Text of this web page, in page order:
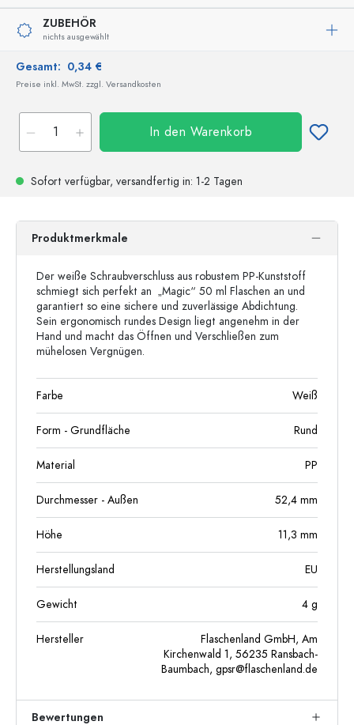
ZUBEHÖR
nichts ausgewählt
Gesamt: 0,34 €
Preise inkl. MwSt. zzgl. Versandkosten
In den Warenkorb
Sofort verfügbar, versandfertig in: 1-2 Tagen
Produktmerkmale
Der weiße Schraubverschluss aus robustem PP-Kunststoff
schmiegt sich perfekt an „Magic“ 50 ml Flaschen an und
garantiert so eine sichere und zuverlässige Abdichtung.
Sein ergonomisch rundes Design liegt angenehm in der
Hand und macht das Öffnen und Verschließen zum
mühelosen Vergnügen.
Farbe Weiß
Form - Grundfläche Rund
Material PP
Durchmesser - Außen 52,4 mm
Höhe 11,3 mm
Herstellungsland EU
Gewicht 4 g
Hersteller
Flaschenland GmbH, Am
Kirchenwald 1, 56235 Ransbach-
Baumbach, gpsr@flaschenland.de
Bewertungen